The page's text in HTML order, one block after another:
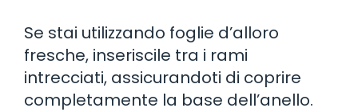
Se stai utilizzando foglie d’alloro
fresche, inseriscile tra i rami
intrecciati, assicurandoti di coprire
completamente la base dell’anello.